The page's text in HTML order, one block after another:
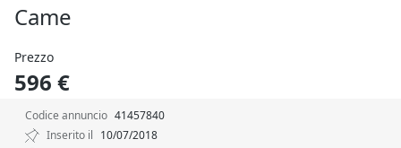
Came
Prezzo
596 €
Codice annuncio 41457840
Inserito il 10/07/2018